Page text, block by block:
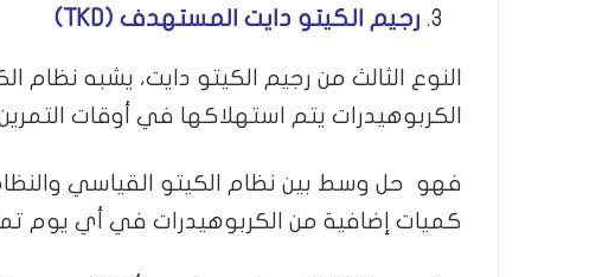
رجيم الكيتو دايت المستهدف (TKD
)
النوع الثالث من رجيم الكيتو دايت، يشبه نظام
الكربوهيدرات يتم استهلاكها في أوقات
فهو حل وسط بين نظام الكيتو القياسي
كميات إضافية من الكربوهيدرات في أي يوم